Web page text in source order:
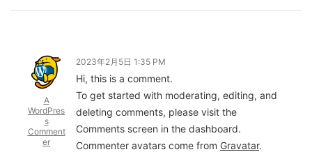
A
WordPres
s
Comment
er
2023年2月5日 1:35 PM
Hi, this is a comment.
To get started with moderating, editing, and
deleting comments, please visit the
Comments screen in the dashboard.
Commenter avatars come from Gravatar.